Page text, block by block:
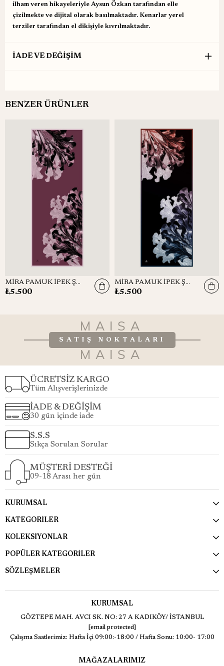
ilham veren hikayeleriyle Aysun Özkan tarafından elle
çizilmekte ve dijital olarak basılmaktadır. Kenarlar yerel
terziler tarafından el dikişiyle kıvrılmaktadır.
İADE VE DEĞİŞİM
BENZER ÜRÜNLER
MİRA PAMUK İPEK ŞAL 70*190 CM - GÜL KURUSU
₺5.500
MİRA PAMUK İPEK ŞAL 70*190 CM - LACİVERT
₺5.500
MAISA
SATIŞ NOKTALARI
MAISA
ÜCRETSİZ KARGO
Tüm Alışverişlerinizde
İADE & DEĞİŞİM
30 gün içinde iade
S.S.S
Sıkça Sorulan Sorular
MÜŞTERİ DESTEĞİ
09-18 Arası her gün
KURUMSAL
KATEGORİLER
KOLEKSİYONLAR
POPÜLER KATEGORİLER
SÖZLEŞMELER
KURUMSAL
GÖZTEPE MAH. AVCI SK. NO: 27 A KADIKÖY/ İSTANBUL
[email protected]
Çalışma Saatlerimiz: Hafta İçi 09:00:-18:00 / Hafta Sonu: 10:00- 17:00
MAĞAZALARIMIZ